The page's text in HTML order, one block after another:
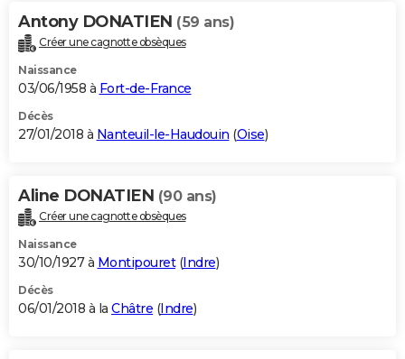
Antony DONATIEN (59 ans)
Créer une cagnotte obsèques
Naissance
03/06/1958 à Fort-de-France
Décès
27/01/2018 à Nanteuil-le-Haudouin (Oise)
Aline DONATIEN (90 ans)
Créer une cagnotte obsèques
Naissance
30/10/1927 à Montipouret(Indre)
Décès
06/01/2018 à la Châtre (Indre)